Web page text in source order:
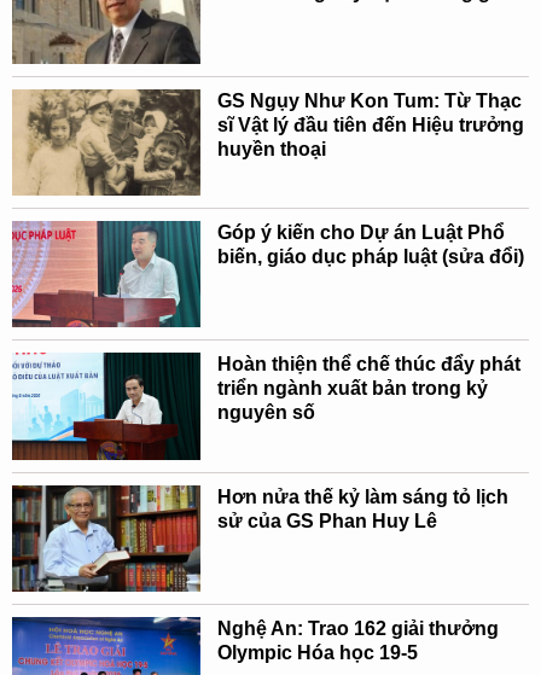
GS Ngụy Như Kon Tum: Từ Thạc
sĩ Vật lý đầu tiên đến Hiệu trưởng
huyền thoại
Góp ý kiến cho Dự án Luật Phổ
biến, giáo dục pháp luật (sửa đổi)
Hoàn thiện thể chế thúc đẩy phát
triển ngành xuất bản trong kỷ
nguyên số
Hơn nửa thế kỷ làm sáng tỏ lịch
sử của GS Phan Huy Lê
Nghệ An: Trao 162 giải thưởng
Olympic Hóa học 19-5